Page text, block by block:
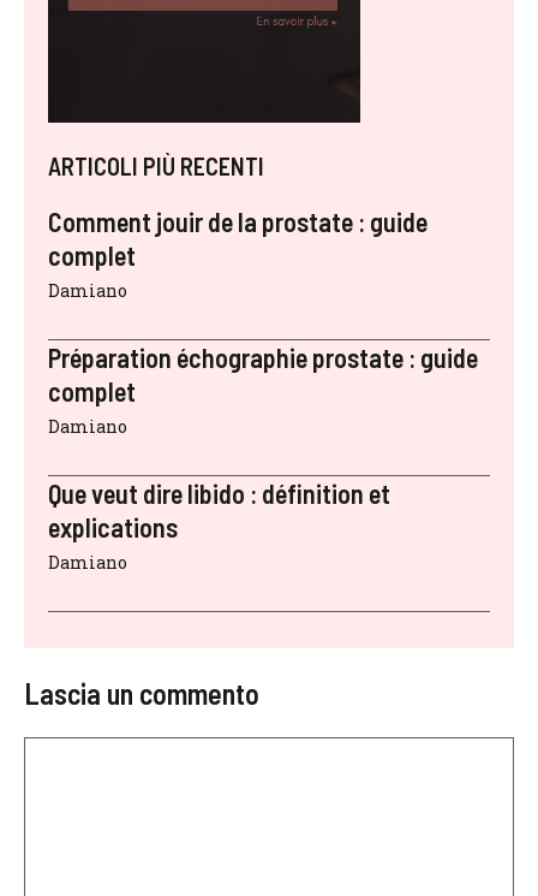
ARTICOLI PIÙ RECENTI
Comment jouir de la prostate : guide
complet
Damiano
Préparation échographie prostate : guide
complet
Damiano
Que veut dire libido : définition et
explications
Damiano
Lascia un commento